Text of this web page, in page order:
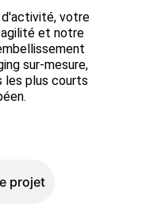
projet
votre
et notre
sur-mesure,
les plus courts